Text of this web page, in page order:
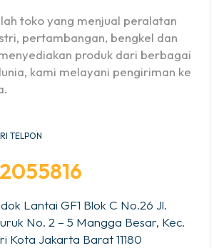
toko yang menjual peralatan
pertambangan, bengkel dan
produk dari berbagai
kami melayani pengiriman ke
TELPON
Lantai GF1 Blok C No.26 Jl.
No. 2 – 5 Mangga Besar, Kec.
Kota Jakarta Barat 11180